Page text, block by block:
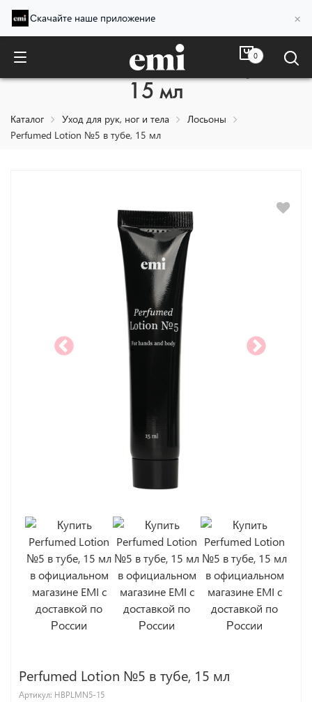
Скачайте наше приложение ×
0
Perfumed Lotion №5 в тубе,
15 мл
Каталог Уход для рук, ног и тела
Лосьоны
Perfumed Lotion №5 в тубе, 15 мл
Perfumed Lotion №5 в тубе, 15 мл
Артикул: HBPLMN5-15